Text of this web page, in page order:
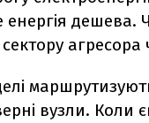
енергія дешева.
агресора
вузли. Коли